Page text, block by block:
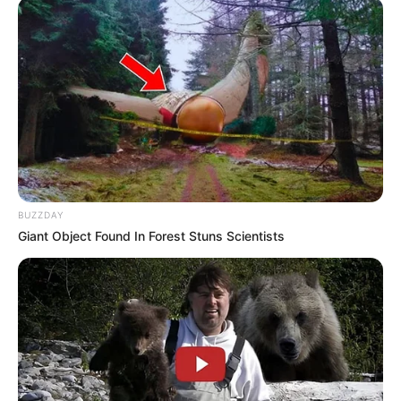
У селі на Закарпатті жінки взялися засипати
джерело, з якого люди набирали питну воду: що
сталося? (фото, відео)
До $20 тисяч за «списання»: на Закарпатті
розслідують схему з військовозобов’язаними —
підозри отримали екскерівники Мукачівського
ТЦК
У Ясінянській громаді відкрили черговий простір
психологічної підтримки (фото)
Катування, кайданки та незаконне утримання
людей: працівника Ужгородського ТЦК
судитимуть, дії ще двох його колег розслідує ДБР
(відео)
Категорії
BUZZDAY
Giant Object Found In Forest Stuns Scientists